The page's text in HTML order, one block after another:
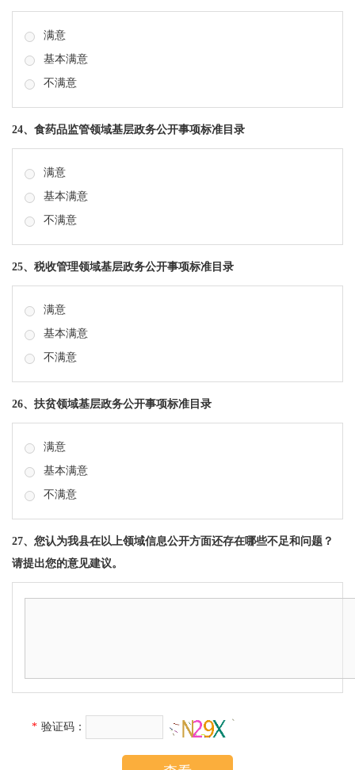
满意
基本满意
不满意
24、食药品监管领域基层政务公开事项标准目录
满意
基本满意
不满意
25、税收管理领域基层政务公开事项标准目录
满意
基本满意
不满意
26、扶贫领域基层政务公开事项标准目录
满意
基本满意
不满意
27、您认为我县在以上领域信息公开方面还存在哪些不足和问题？
请提出您的意见建议。
* 验证码：